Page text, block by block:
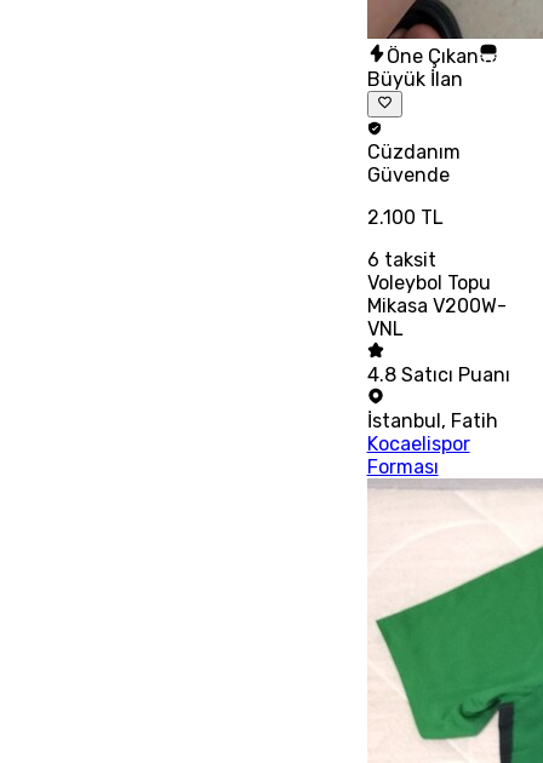
Öne Çıkan
Büyük İlan
Cüzdanım
Güvende
2.100 TL
6 taksit
Voleybol Topu
Mikasa V200W-
VNL
4.8 Satıcı Puanı
İstanbul, Fatih
Kocaelispor
Forması